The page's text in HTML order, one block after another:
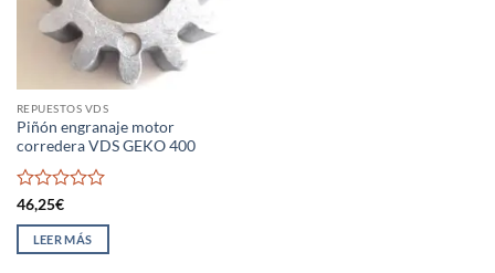
REPUESTOS VDS
Piñón engranaje motor
corredera VDS GEKO 400
Valorado
con
de
46,25€
LEER MÁS